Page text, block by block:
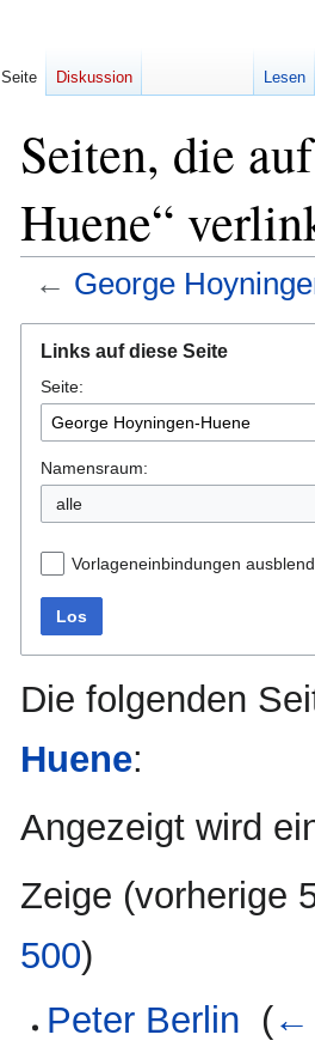
Seiten, die
Huene“
← George
Navigation
springen
Suche
springen
Links auf diese Seite
Seite:
Namensraum:
alle
Vorlageneinbindungen
Los
Die folgenden
Huene:
Angezeigt wird
Zeige (vorherige
500)
Peter Berlin (←
Seite Diskussion Lesen